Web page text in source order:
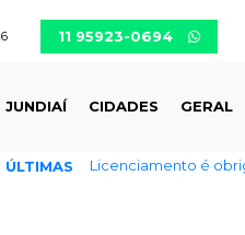
11 95923-0694
JUNDIAÍ CIDADES GERAL
ÚLTIMAS Endividamento das
Licenciamento é